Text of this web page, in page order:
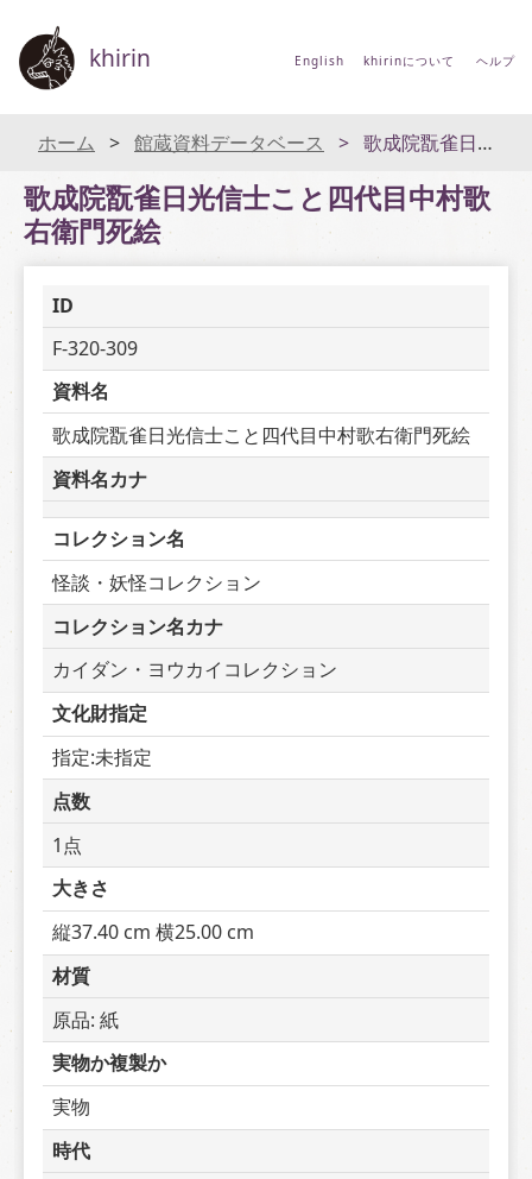
khirin English khirinについて ヘルプ
ホーム 館蔵資料データベース 歌成院翫雀日光信士こと四代目中村歌右衛門死絵
歌成院翫雀日光信士こと四代目中村歌
右衛門死絵
ID
F-320-309
資料名
歌成院翫雀日光信士こと四代目中村歌右衛門死絵
資料名カナ
コレクション名
怪談・妖怪コレクション
コレクション名カナ
カイダン・ヨウカイコレクション
文化財指定
指定:未指定
点数
1点
大きさ
縦37.40 cm 横25.00 cm
材質
原品: 紙
実物か複製か
実物
時代